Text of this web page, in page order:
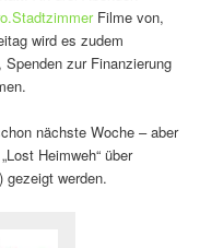
Filme von,
wird es zudem
zur Finanzierung
nächste Woche – aber
Heimweh“ über
gezeigt werden.